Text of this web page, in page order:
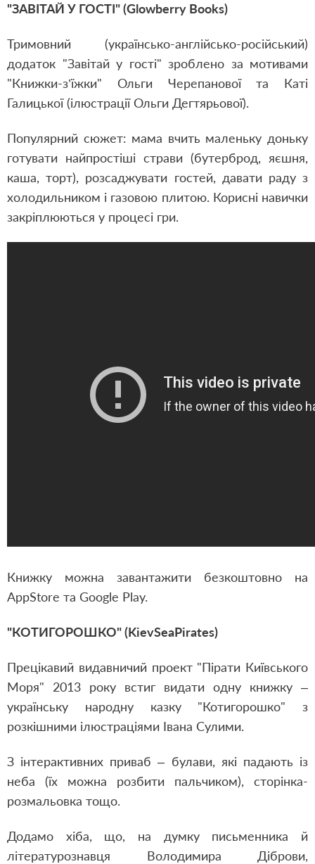
"ЗАВІТАЙ У ГОСТІ" (Glowberry Books)
Тримовний (українсько-англійсько-російський)
додаток "Завітай у гості" зроблено за мотивами
"Книжки-з’їжки" Ольги Черепанової та Каті
Галицької (ілюстрації Ольги Дегтярьової).
Популярний сюжет: мама вчить маленьку доньку
готувати найпростіші страви (бутерброд, яєшня,
каша, торт), розсаджувати гостей, давати раду з
холодильником і газовою плитою. Корисні навички
закріплюються у процесі гри.
Книжку можна завантажити безкоштовно на
AppStore та Google Play.
"КОТИГОРОШКО" (KievSeaPirates)
Прецікавий видавничий проект "Пірати Київського
Моря" 2013 року встиг видати одну книжку –
українську народну казку "Котигорошко" з
розкішними ілюстраціями Івана Сулими.
З інтерактивних приваб – булави, які падають із
неба (їх можна розбити пальчиком), сторінка-
розмальовка тощо.
Додамо хіба, що, на думку письменника й
літературознавця Володимира Діброви,